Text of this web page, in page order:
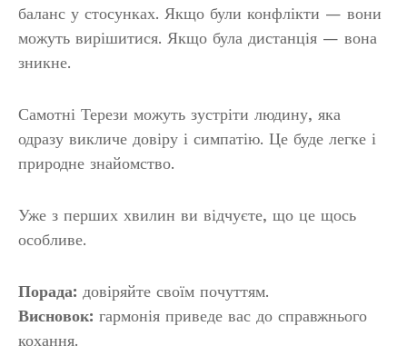
баланс у стосунках. Якщо були конфлікти — вони
можуть вирішитися. Якщо була дистанція — вона
зникне.
Самотні Терези можуть зустріти людину, яка
одразу викличе довіру і симпатію. Це буде легке і
природне знайомство.
Уже з перших хвилин ви відчуєте, що це щось
особливе.
Порада: довіряйте своїм почуттям.
Висновок: гармонія приведе вас до справжнього
кохання.